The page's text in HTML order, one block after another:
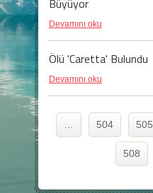
Büyüyor
Devamını oku
Ölü 'Caretta' Bulundu
Devamını oku
504 505
508